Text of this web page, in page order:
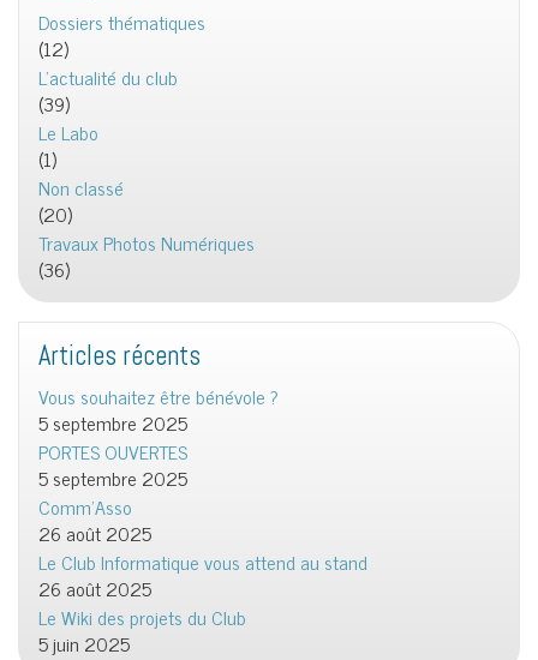
Dossiers thématiques
(12)
L'actualité du club
(39)
Le Labo
(1)
Non classé
(20)
Travaux Photos Numériques
(36)
Articles récents
Vous souhaitez être bénévole ?
5 septembre 2025
PORTES OUVERTES
5 septembre 2025
Comm’Asso
26 août 2025
Le Club Informatique vous attend au stand
26 août 2025
Le Wiki des projets du Club
5 juin 2025